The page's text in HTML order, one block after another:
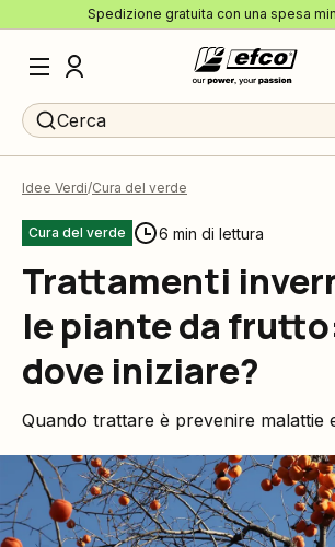
Spedizione gratuita con una spesa
Cerca
Idee Verdi Cura del verde
Cura del verde 6 min di lettura
Trattamenti
le piante da
dove iniziare?
Quando trattare è prevenire malattie